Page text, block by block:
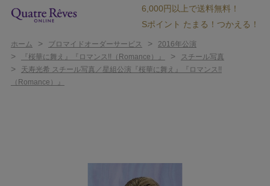
6,000円以上で送料無料！
Sポイント たまる！つかえる！
ホーム > ブロマイドオーダーサービス > 2016年公演
> 『桜華に舞え』『ロマンス!!（Romance）』 > スチール写真
>
天寿光希 スチール写真／星組公演『桜華に舞え』『ロマンス!!
（Romance）』